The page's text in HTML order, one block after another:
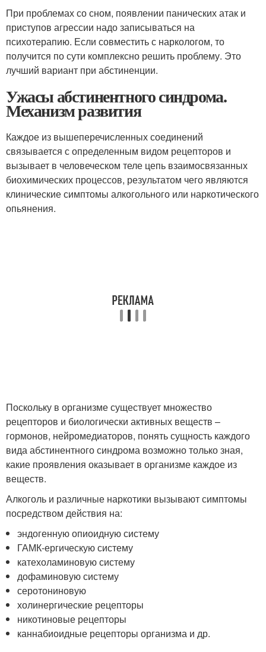
При проблемах со сном, появлении панических атак и
приступов агрессии надо записываться на
психотерапию. Если совместить с наркологом, то
получится по сути комплексно решить проблему. Это
лучший вариант при абстиненции.
Ужасы абстинентного синдрома.
Механизм развития
Каждое из вышеперечисленных соединений
связывается с определенным видом рецепторов и
вызывает в человеческом теле цепь взаимосвязанных
биохимических процессов, результатом чего являются
клинические симптомы алкогольного или наркотического
опьянения.
Поскольку в организме существует множество
рецепторов и биологически активных веществ –
гормонов, нейромедиаторов, понять сущность каждого
вида абстинентного синдрома возможно только зная,
какие проявления оказывает в организме каждое из
веществ.
Алкоголь и различные наркотики вызывают симптомы
посредством действия на:
эндогенную опиоидную систему
ГАМК-ергическую систему
катехоламиновую систему
дофаминовую систему
серотониновую
холинергические рецепторы
никотиновые рецепторы
каннабиоидные рецепторы организма и др.